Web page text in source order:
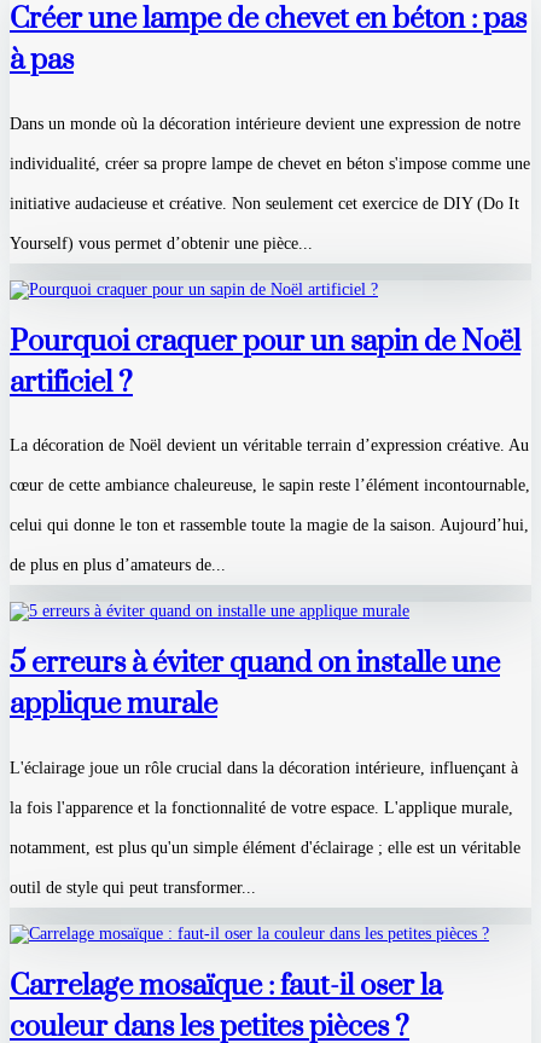
Créer une lampe de chevet en béton : pas
à pas
Dans un monde où la décoration intérieure devient une expression de notre
individualité, créer sa propre lampe de chevet en béton s'impose comme une
initiative audacieuse et créative. Non seulement cet exercice de DIY (Do It
Yourself) vous permet d’obtenir une pièce...
Pourquoi craquer pour un sapin de Noël
artificiel ?
La décoration de Noël devient un véritable terrain d’expression créative. Au
cœur de cette ambiance chaleureuse, le sapin reste l’élément incontournable,
celui qui donne le ton et rassemble toute la magie de la saison. Aujourd’hui,
de plus en plus d’amateurs de...
5 erreurs à éviter quand on installe une
applique murale
L'éclairage joue un rôle crucial dans la décoration intérieure, influençant à
la fois l'apparence et la fonctionnalité de votre espace. L'applique murale,
notamment, est plus qu'un simple élément d'éclairage ; elle est un véritable
outil de style qui peut transformer...
Carrelage mosaïque : faut-il oser la
couleur dans les petites pièces ?